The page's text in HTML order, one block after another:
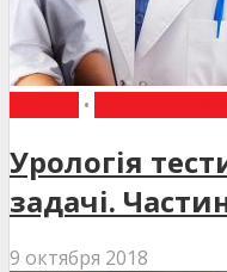
•
Урологія
задачі.
9 октября 2018